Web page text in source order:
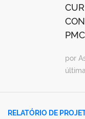
por
RELATÓRIO DE